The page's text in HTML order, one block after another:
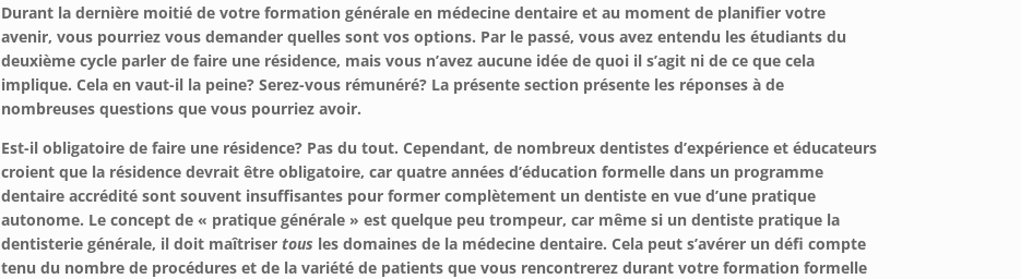
Durant la dernière moitié de votre formation générale en médecine dentaire et au moment de planifier votre
avenir, vous pourriez vous demander quelles sont vos options. Par le passé, vous avez entendu les étudiants du
deuxième cycle parler de faire une résidence, mais vous n’avez aucune idée de quoi il s’agit ni de ce que cela
implique. Cela en vaut-il la peine? Serez-vous rémunéré? La présente section présente les réponses à de
nombreuses questions que vous pourriez avoir.
Est-il obligatoire de faire une résidence? Pas du tout. Cependant, de nombreux dentistes d’expérience et éducateurs
croient que la résidence devrait être obligatoire, car quatre années d’éducation formelle dans un programme
dentaire accrédité sont souvent insuffisantes pour former complètement un dentiste en vue d’une pratique
autonome. Le concept de « pratique générale » est quelque peu trompeur, car même si un dentiste pratique la
dentisterie générale, il doit maîtriser tous les domaines de la médecine dentaire. Cela peut s’avérer un défi compte
tenu du nombre de procédures et de la variété de patients que vous rencontrerez durant votre formation formelle